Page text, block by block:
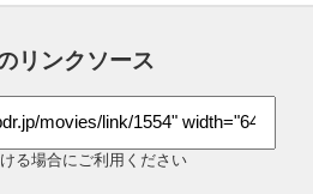
リンクソース
る場合にご利用ください